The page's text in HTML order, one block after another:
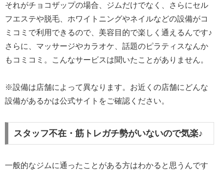
それがチョコザップの場合、ジムだけでなく、さらにセル
フエステや脱毛、ホワイトニングやネイルなどの設備がコ
ミコミで利用できるので、美容目的で楽しく通えるんです♪
さらに、マッサージやカラオケ、話題のピラティスなんか
もコミコミ。こんなサービスは聞いたことがありません。
※設備は店舗によって異なります。お近くの店舗にどんな
設備があるかは公式サイトをご確認ください。
スタッフ不在・筋トレガチ勢がいないので気楽♪
一般的なジムに通ったことがある方はわかると思うんです